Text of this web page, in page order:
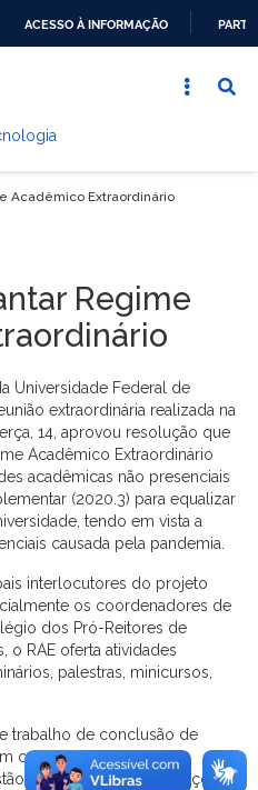
CONTEÚDO
ACESSO À INFORMAÇÃO
Acadêmico Extraordinário
Regime
Universidade Federal de
extraordinária realizada na
14, aprovou resolução que
Acadêmico Extraordinário
acadêmicas não presenciais
(2020.3) para equalizar
tendo em vista a
causada pela pandemia.
interlocutores do projeto
os coordenadores de
dos Pró-Reitores de
o RAE oferta atividades
palestras, minicursos,
trabalho de conclusão de
cursos mediados por
contempladas. Orientações